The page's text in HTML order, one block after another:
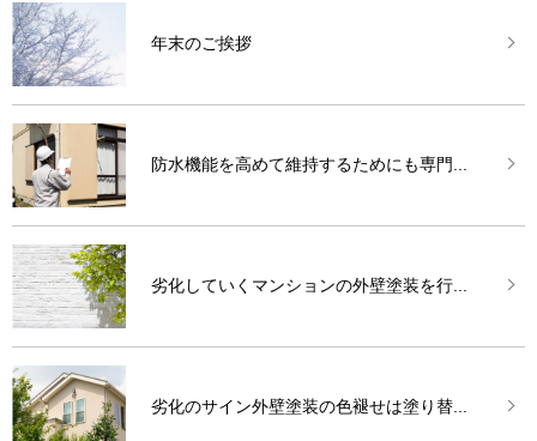
年末のご挨拶
防水機能を高めて維持するためにも専門...
劣化していくマンションの外壁塗装を行...
劣化のサイン外壁塗装の色褪せは塗り替...